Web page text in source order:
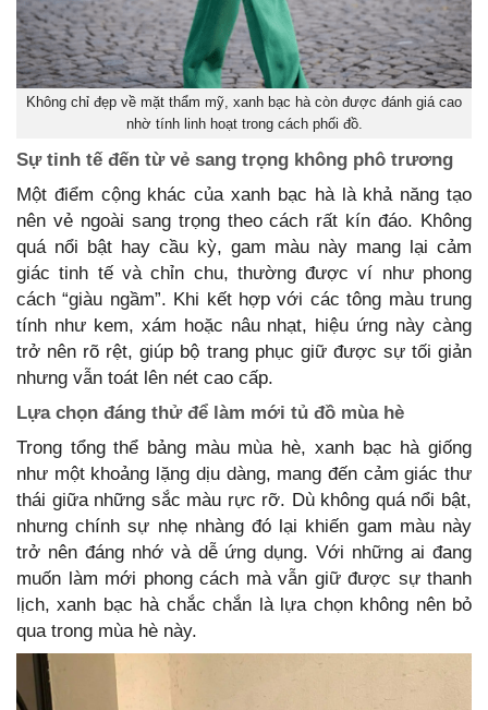
Không chỉ đẹp về mặt thẩm mỹ, xanh bạc hà còn được đánh giá cao
nhờ tính linh hoạt trong cách phối đồ.
Sự tinh tế đến từ vẻ sang trọng không phô trương
Một điểm cộng khác của xanh bạc hà là khả năng tạo
nên vẻ ngoài sang trọng theo cách rất kín đáo. Không
quá nổi bật hay cầu kỳ, gam màu này mang lại cảm
giác tinh tế và chỉn chu, thường được ví như phong
cách “giàu ngầm”. Khi kết hợp với các tông màu trung
tính như kem, xám hoặc nâu nhạt, hiệu ứng này càng
trở nên rõ rệt, giúp bộ trang phục giữ được sự tối giản
nhưng vẫn toát lên nét cao cấp.
Lựa chọn đáng thử để làm mới tủ đồ mùa hè
Trong tổng thể bảng màu mùa hè, xanh bạc hà giống
như một khoảng lặng dịu dàng, mang đến cảm giác thư
thái giữa những sắc màu rực rỡ. Dù không quá nổi bật,
nhưng chính sự nhẹ nhàng đó lại khiến gam màu này
trở nên đáng nhớ và dễ ứng dụng. Với những ai đang
muốn làm mới phong cách mà vẫn giữ được sự thanh
lịch, xanh bạc hà chắc chắn là lựa chọn không nên bỏ
qua trong mùa hè này.